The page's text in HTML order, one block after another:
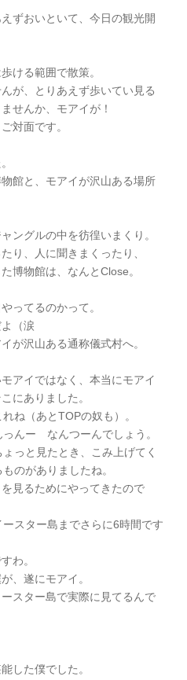
ずおいといて、今日の観光開
ける範囲で散策。
が、とりあえず歩いてい見る
せんか、モアイが！
対面です。
館と、モアイが沢山ある場所
ングルの中を彷徨いまくり。
り、人に聞きまくったり、
博物館は、なんとClose。
ってるのかって。
（涙
が沢山ある通称儀式村へ。
アイではなく、本当にモアイ
にありました。
れね（あとTOPの奴も）。
っんー なんつーんでしょう。
ょっと見たとき、こみ上げてく
ものがありましたね。
見るためにやってきたので
スター島までさらに6時間です
わ。
、遂にモアイ。
スター島で実際に見てるんで
した僕でした。